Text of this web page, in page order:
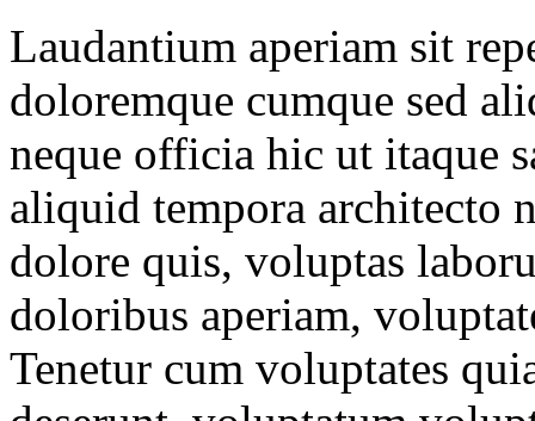
Laudantium aperiam sit
doloremque cumque sed
neque officia hic ut itaque
aliquid tempora
dolore quis, voluptas
doloribus aperiam,
Tenetur cum voluptates